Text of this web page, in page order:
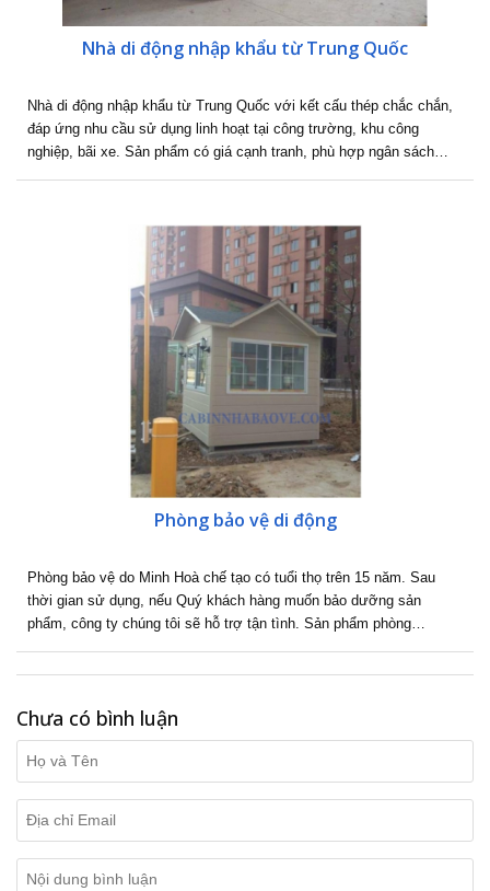
Nhà di động nhập khẩu từ Trung Quốc
Nhà di động nhập khẩu từ Trung Quốc với kết cấu thép chắc chắn,
đáp ứng nhu cầu sử dụng linh hoạt tại công trường, khu công
nghiệp, bãi xe. Sản phẩm có giá cạnh tranh, phù hợp ngân sách…
Phòng bảo vệ di động
Phòng bảo vệ do Minh Hoà chế tạo có tuổi thọ trên 15 năm. Sau
thời gian sử dụng, nếu Quý khách hàng muốn bảo dưỡng sản
phẩm, công ty chúng tôi sẽ hỗ trợ tận tình. Sản phẩm phòng…
Chưa có bình luận